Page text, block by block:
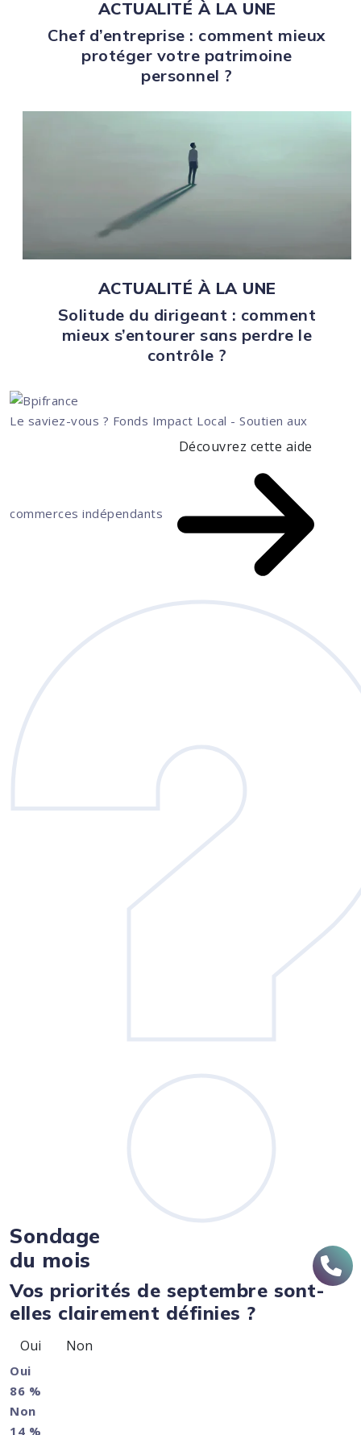
ACTUALITÉ À LA UNE
Chef d’entreprise : comment mieux
protéger votre patrimoine
personnel ?
ACTUALITÉ À LA UNE
Solitude du dirigeant : comment
mieux s’entourer sans perdre le
contrôle ?
Le saviez-vous ? Fonds Impact Local - Soutien aux
commerces indépendants
Découvrez cette aide
Sondage
du mois
Vos priorités de septembre sont-
elles clairement définies ?
Oui Non
Oui
86 %
Non
14 %